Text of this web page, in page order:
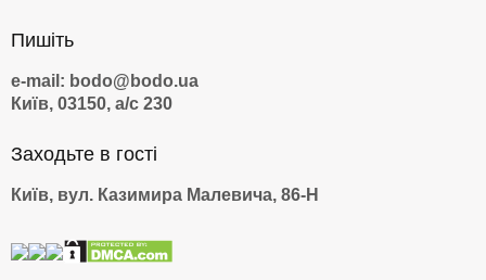
Пишіть
e-mail: bodo@bodo.ua
Київ, 03150, а/с 230
Заходьте в гості
Київ, вул. Казимира Малевича, 86-Н